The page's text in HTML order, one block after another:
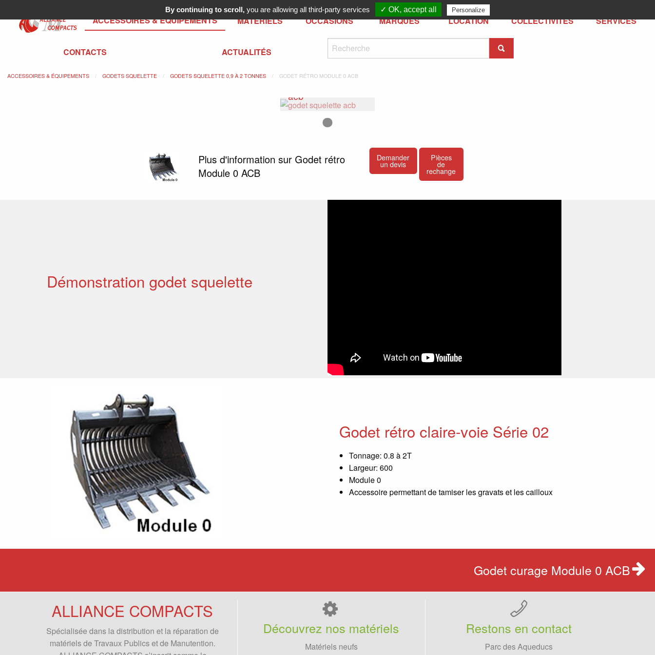
ACCESSOIRES & ÉQUIPEMENTS MATÉRIELS OCCASIONS MARQUES LOCATION COLLECTIVITÉS SERVICES
CONTACTS ACTUALITÉS
ACCESSOIRES & ÉQUIPEMENTS GODETS SQUELETTE GODETS SQUELETTE 0,9 À 2 TONNES GODET RÉTRO MODULE 0 ACB
godet squelette
acb
Image numéro 1
Plus d'information sur Godet rétro
Module 0 ACB
Demander
un devis
Pièces
de
rechange
Démonstration godet squelette
Godet rétro claire-voie Série 02
Tonnage: 0.8 à 2T
Largeur: 600
Module 0
Accessoire permettant de tamiser les gravats et les cailloux
Godet curage Module 0 ACB
ALLIANCE COMPACTS
Spécialisée dans la distribution et la réparation de
matériels de Travaux Publics et de Manutention.
Découvrez nos matériels
Matériels neufs
Restons en contact
Parc des Aqueducs
By continuing to scroll,you are allowing all third-party services ✓ OK, accept all Personalize